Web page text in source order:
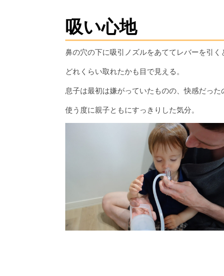
吸い心地
鼻の穴の下に吸引ノズルをあててレバーを引く
どれくらい取れたかも目で見える。
息子は最初は嫌がっていたものの、快感だっ
使う度に親子ともにすっきりした気分。